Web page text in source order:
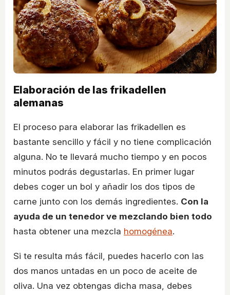
Elaboración de las frikadellen
alemanas
El proceso para elaborar las frikadellen es
bastante sencillo y fácil y no tiene complicación
alguna. No te llevará mucho tiempo y en pocos
minutos podrás degustarlas. En primer lugar
debes coger un bol y añadir los dos tipos de
carne junto con los demás ingredientes. Con la
ayuda de un tenedor ve mezclando bien todo
hasta obtener una mezcla homogénea.
Si te resulta más fácil, puedes hacerlo con las
dos manos untadas en un poco de aceite de
oliva. Una vez obtengas dicha masa, debes